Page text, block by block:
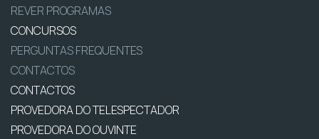
REVER PROGRAMAS
CONCURSOS
PERGUNTAS FREQUENTES
CONTACTOS
CONTACTOS
PROVEDORA DO TELESPECTADOR
PROVEDORA DO OUVINTE